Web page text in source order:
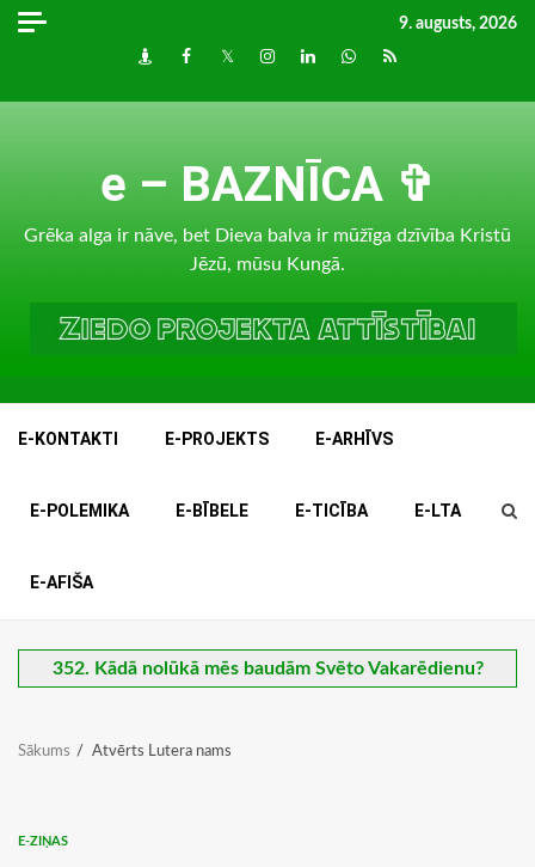
Skip
9. augusts, 2026
DraugiemFacebook
TwitterInstagram
LinkedInwhatsapp
RSS
e – BAZNĪCA ✞
Grēka alga ir nāve, bet Dieva balva ir mūžīga dzīvība Kristū
Jēzū, mūsu Kungā.
E-KONTAKTI E-PROJEKTS E-ARHĪVS
E-POLEMIKA E-BĪBELE E-TICĪBA E-LTA
E-AFIŠA
352. Kādā nolūkā mēs baudām Svēto Vakarēdienu?
Sākums Atvērts Lutera nams
E-ZIŅAS